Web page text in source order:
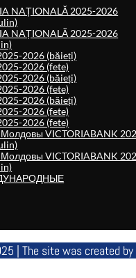
NAȚIONALĂ 2025-2026
NAȚIONALĂ 2025-2026
2026 (băieți)
2026 (fete)
2026 (băieți)
2026 (fete)
2026 (băieți)
2026 (fete)
2026 (fete)
Молдовы VICTORIABANK
Молдовы VICTORIABANK
| The site was created by